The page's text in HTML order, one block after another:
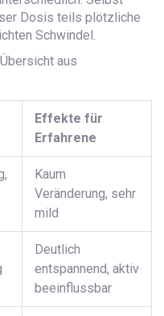
Dosis teils plötzliche
Schwindel.
aus
Effekte für
Erfahrene
Kaum
Veränderung, sehr
mild
Deutlich
entspannend, aktiv
beeinflussbar